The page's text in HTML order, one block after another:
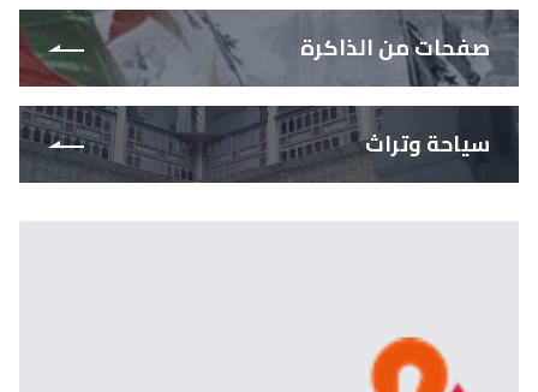
صفحات من الذاكرة
سياحة وتراث